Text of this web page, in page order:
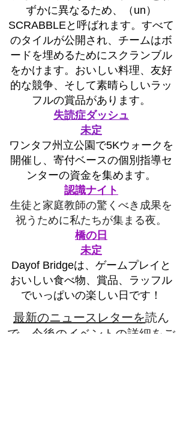
ずかに異なるため、（un）
SCRABBLEと呼ばれます。すべて
のタイルが公開され、チームはボ
ードを埋めるためにスクランブル
をかけます。おいしい料理、友好
的な競争、そして素晴らしいラッ
フルの賞品があります。
失読症ダッシュ
未定
ワンタフ州立公園で5Kウォークを
開催し、寄付ベースの個別指導セ
ンターの資金を集めます。
認識ナイト
生徒と家庭教師の驚くべき成果を
祝うために私たちが集まる夜。
橋の日
未定
Dayof Bridgeは、ゲームプレイと
おいしい食べ物、賞品、ラッフル
でいっぱいの楽しい日です！
最新のニュースレターを読ん
で、今後のイベントの詳細をご